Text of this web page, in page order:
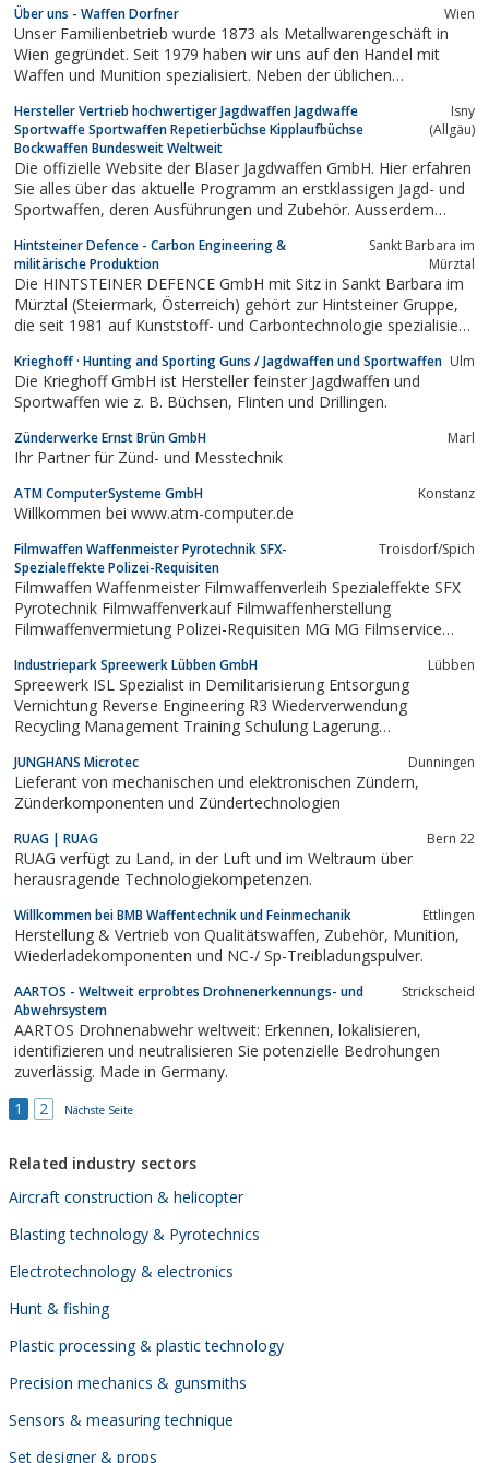
Munitionsräumung,Munitionsbergung, Munitionserkundung,
Munitionssuche,Kampfmittel, Kampfmittelräumung,
Kampfmittelbergung,...
Über uns - Waffen Dorfner Wien
Unser Familienbetrieb wurde 1873 als Metallwarengeschäft in
Wien gegründet. Seit 1979 haben wir uns auf den Handel mit
Waffen und Munition spezialisiert. Neben der üblichen
sich in den letzten Jahren eine Spezialisierung auf
Wiederladekomponenten und -geräten ergeben,...
Hersteller Vertrieb hochwertiger Jagdwaffen Jagdwaffe
Sportwaffe Sportwaffen Repetierbüchse Kipplaufbüchse
Bockwaffen Bundesweit Weltweit
Isny
(Allgäu)
Die offizielle Website der Blaser Jagdwaffen GmbH. Hier erfahren
Sie alles über das aktuelle Programm an erstklassigen Jagd- und
Sportwaffen, deren Ausführungen und Zubehör. Ausserdem
Blaser und die Philosophie die hinter den hochwertigen
Produkten dieser Marke...
Hintsteiner Defence - Carbon Engineering &
militärische Produktion
Sankt Barbara im
Mürztal
Die HINTSTEINER DEFENCE GmbH mit Sitz in Sankt Barbara im
Mürztal (Steiermark, Österreich) gehört zur Hintsteiner Gruppe,
die seit 1981 auf Kunststoff- und Carbontechnologie spezialisiert
Produktion von hochfesten, leichten Verbundwerkstoffen für
militärische und...
Krieghoff · Hunting and Sporting Guns / Jagdwaffen und Sportwaffen Ulm
Die Krieghoff GmbH ist Hersteller feinster Jagdwaffen und
Sportwaffen wie z. B. Büchsen, Flinten und Drillingen.
Zünderwerke Ernst Brün GmbH Marl
Ihr Partner für Zünd- und Messtechnik
ATM ComputerSysteme GmbH Konstanz
Willkommen bei www.atm-computer.de
Filmwaffen Waffenmeister Pyrotechnik SFX-
Spezialeffekte Polizei-Requisiten
Troisdorf/Spich
Filmwaffen Waffenmeister Filmwaffenverleih Spezialeffekte SFX
Pyrotechnik Filmwaffenverkauf Filmwaffenherstellung
Filmwaffenvermietung Polizei-Requisiten MG MG Filmservice
Department Pyrotechnik Department SFX Köln Berlin Frankfurt
Wiesbaden Waffenverleih, Fotowaffen, Props,...
Industriepark Spreewerk Lübben GmbH Lübben
Spreewerk ISL Spezialist in Demilitarisierung Entsorgung
Vernichtung Reverse Engineering R3 Wiederverwendung
Recycling Management Training Schulung Lagerung
Aktualisierung Beratung Berichterstattung Begutachtung
Prüfungswesen von konventioneller Munition Bomben
Geschosse Projektile...
JUNGHANS Microtec Dunningen
Lieferant von mechanischen und elektronischen Zündern,
Zünderkomponenten und Zündertechnologien
RUAG | RUAG Bern 22
RUAG verfügt zu Land, in der Luft und im Weltraum über
herausragende Technologiekompetenzen.
Willkommen bei BMB Waffentechnik und Feinmechanik Ettlingen
Herstellung & Vertrieb von Qualitätswaffen, Zubehör, Munition,
Wiederladekomponenten und NC-/ Sp-Treibladungspulver.
AARTOS - Weltweit erprobtes Drohnenerkennungs- und
Abwehrsystem
Strickscheid
AARTOS Drohnenabwehr weltweit: Erkennen, lokalisieren,
identifizieren und neutralisieren Sie potenzielle Bedrohungen
zuverlässig. Made in Germany.
1
2 Nächste Seite
Related industry sectors
Aircraft construction & helicopter
Blasting technology & Pyrotechnics
Electrotechnology & electronics
Hunt & fishing
Plastic processing & plastic technology
Precision mechanics & gunsmiths
Sensors & measuring technique
Set designer & props